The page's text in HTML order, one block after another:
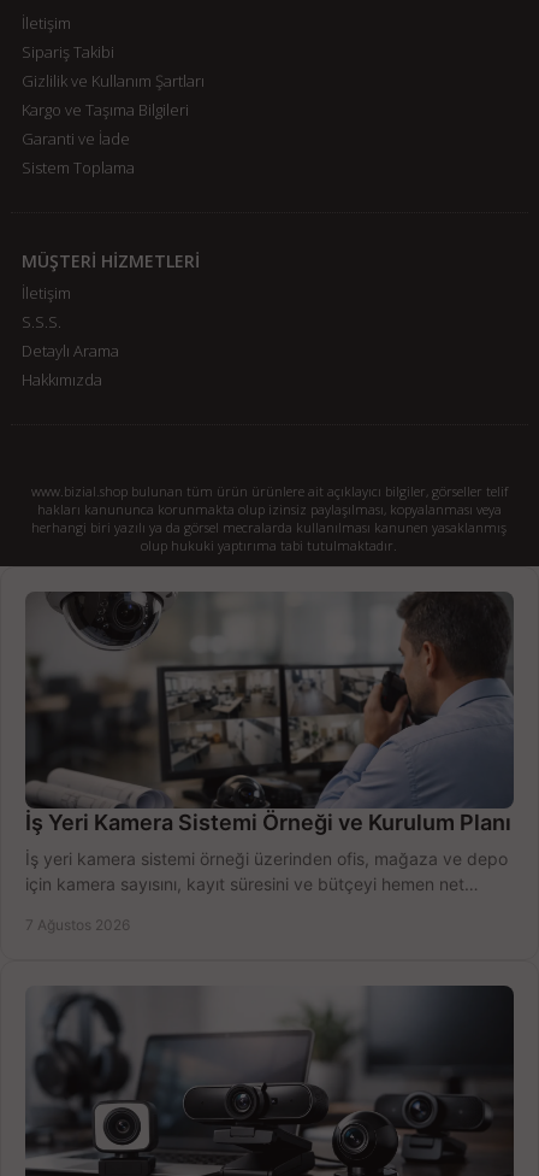
İletişim
Sipariş Takibi
Gizlilik ve Kullanım Şartları
Kargo ve Taşıma Bilgileri
Garanti ve İade
Sistem Toplama
MÜŞTERİ HİZMETLERİ
İletişim
S.S.S.
Detaylı Arama
Hakkımızda
www.bizial.shop bulunan tüm ürün ürünlere ait açıklayıcı bilgiler, görseller telif
hakları kanununca korunmakta olup izinsiz paylaşılması, kopyalanması veya
herhangi biri yazılı ya da görsel mecralarda kullanılması kanunen yasaklanmış
olup hukuki yaptırıma tabi tutulmaktadır.
İş Yeri Kamera Sistemi Örneği ve Kurulum Planı
İş yeri kamera sistemi örneği üzerinden ofis, mağaza ve depo
için kamera sayısını, kayıt süresini ve bütçeyi hemen net
7 Ağustos 2026